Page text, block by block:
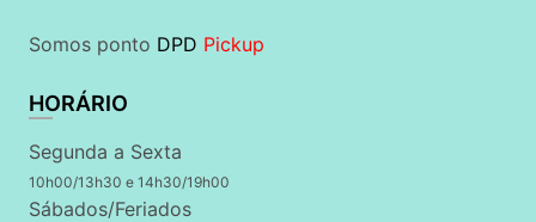
Somos ponto DPD Pickup
HORÁRIO
Segunda a Sexta
10h00/13h30 e 14h30/19h00
Sábados/Feriados